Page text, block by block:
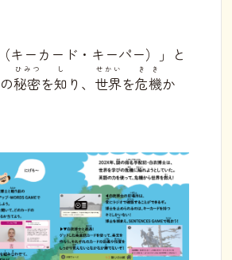
キーカード・キーパー）」と
秘密
ひみつ
を知
し
り、 世界
せかい
を危機
きき
か